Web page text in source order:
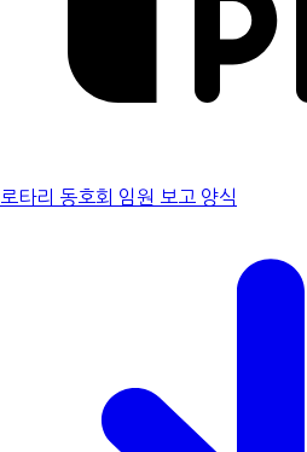
로타리 동호회 임원 보고 양식